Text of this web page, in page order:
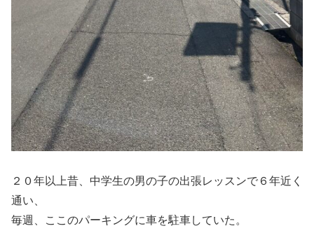
２０年以上昔、中学生の男の子の出張レッスンで６年近く
通い、
毎週、ここのパーキングに車を駐車していた。